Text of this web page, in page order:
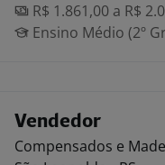
R$ 1.861,00 a R$
Ensino Médio (2º
Vendedor
Compensados e